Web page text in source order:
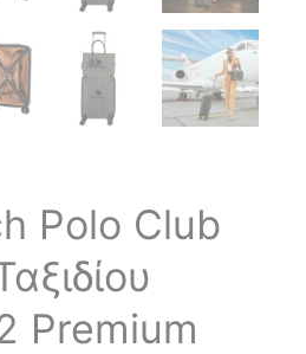
Polo Club
Premium